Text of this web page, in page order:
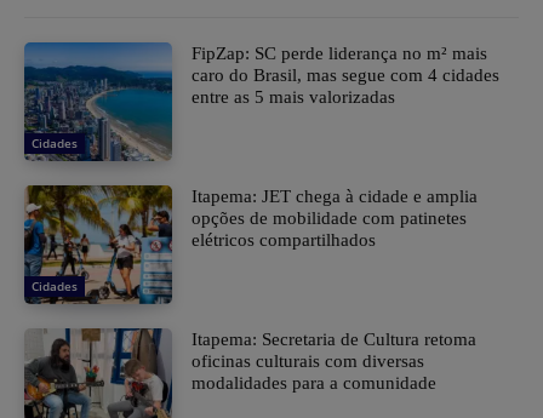
Cidades
FipZap: SC perde liderança no m² mais
caro do Brasil, mas segue com 4 cidades
entre as 5 mais valorizadas
Cidades
Itapema: JET chega à cidade e amplia
opções de mobilidade com patinetes
elétricos compartilhados
Itapema: Secretaria de Cultura retoma
oficinas culturais com diversas
modalidades para a comunidade